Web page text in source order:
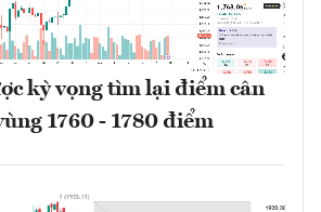
kỳ vọng tìm lại điểm cân
1760 - 1780 điểm